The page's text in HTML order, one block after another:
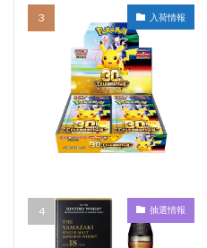
入荷情報
抽選情報